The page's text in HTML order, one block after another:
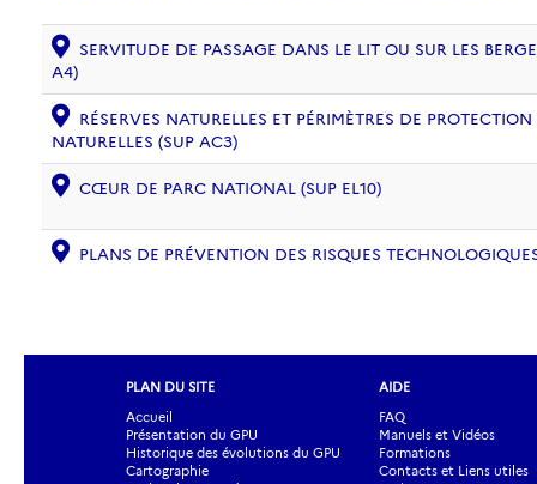
SERVITUDE DE PASSAGE DANS LE LIT OU SUR LES
A4)
RÉSERVES NATURELLES ET PÉRIMÈTRES DE
NATURELLES (SUP AC3)
CŒUR DE PARC NATIONAL (SUP EL10)
PLANS DE PRÉVENTION DES RISQUES
PLAN DU SITE
Accueil
Présentation du GPU
Historique des évolutions du GPU
Cartographie
AIDE
FAQ
Manuels et Vidéos
Formations
Contacts et Liens utiles